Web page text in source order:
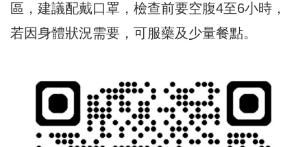
區，建議配戴口罩，檢查前要空腹4至6小時，
若因身體狀況需要，可服藥及少量餐點。